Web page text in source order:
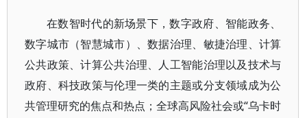
在数智时代的新场景下，数字政府、智能政务、
数字城市（智慧城市）、数据治理、敏捷治理、计算
公共政策、计算公共治理、人工智能治理以及技术与
政府、科技政策与伦理一类的主题或分支领域成为公
共管理研究的焦点和热点；全球高风险社会或“乌卡时